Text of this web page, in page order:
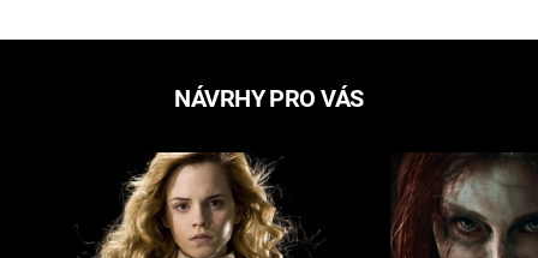
NÁVRHY PRO VÁS